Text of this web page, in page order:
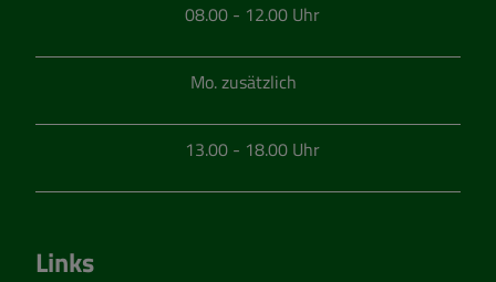
08.00 - 12.00 Uhr
Mo. zusätzlich
13.00 - 18.00 Uhr
Links